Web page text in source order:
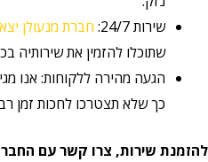
שירות 24/7:
חברת מנעולן
שתוכלו להזמין את שירותיה
הגעה מהירה ללקוחות: אנו
כך שלא תצטרכו לחכות זמן
להזמנת שירות, צרו קשר עם